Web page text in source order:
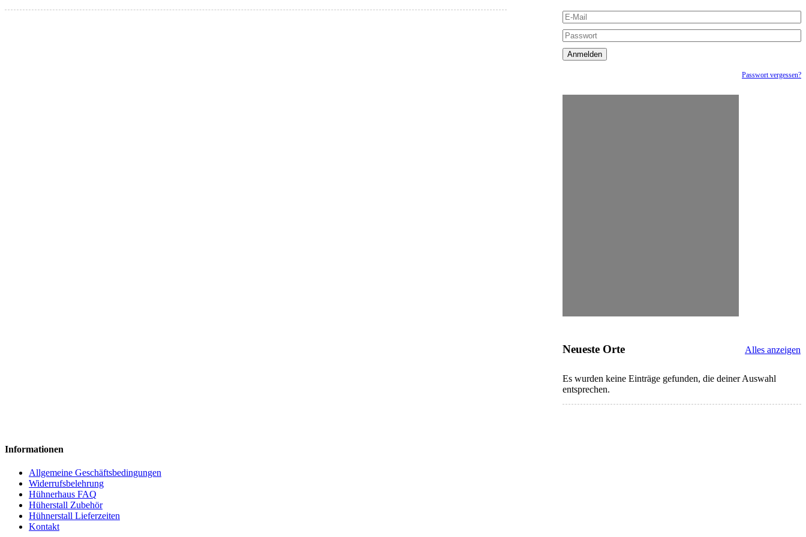
Passwort vergessen?
Neueste Orte Alles anzeigen
Es wurden keine Einträge gefunden, die deiner Auswahl
entsprechen.
Informationen
Allgemeine Geschäftsbedingungen
Widerrufsbelehrung
Hühnerhaus FAQ
Hüherstall Zubehör
Hühnerstall Lieferzeiten
Kontakt